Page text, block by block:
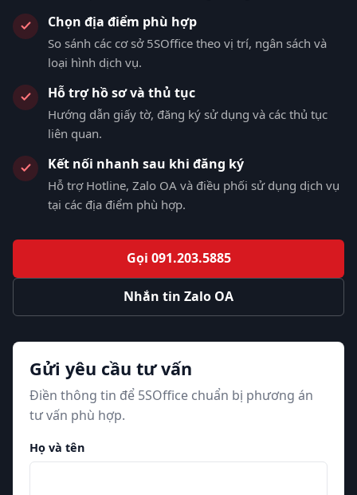
Chọn địa điểm phù hợp
So sánh các cơ sở 5SOffice theo vị trí, ngân sách và
loại hình dịch vụ.
Hỗ trợ hồ sơ và thủ tục
Hướng dẫn giấy tờ, đăng ký sử dụng và các thủ tục
liên quan.
Kết nối nhanh sau khi đăng ký
Hỗ trợ Hotline, Zalo OA và điều phối sử dụng dịch vụ
tại các địa điểm phù hợp.
Gọi 091.203.5885
Nhắn tin Zalo OA
Gửi yêu cầu tư vấn
Điền thông tin để 5SOffice chuẩn bị phương án
tư vấn phù hợp.
Họ và tên